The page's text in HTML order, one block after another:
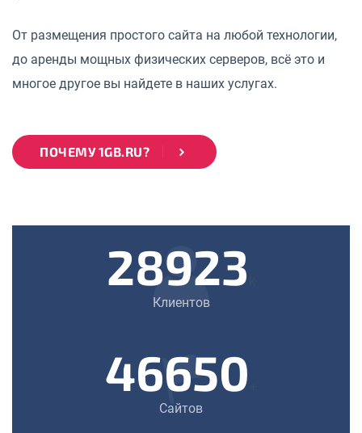
От размещения простого сайта на любой технологии,
до аренды мощных физических серверов, всё это и
многое другое вы найдете в наших услугах.
ПОЧЕМУ 1GB.RU?
28923
Клиентов
46650
Сайтов